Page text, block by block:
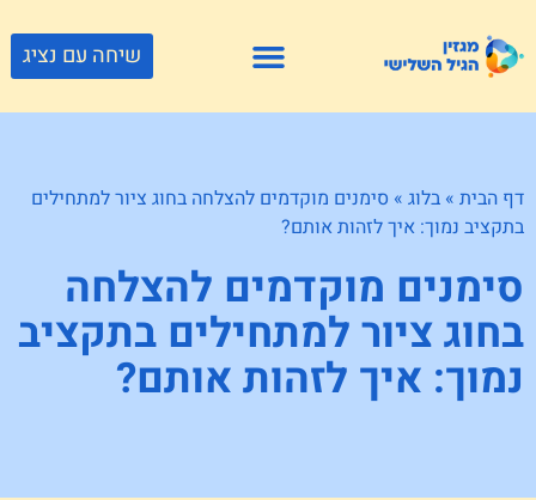
שיחה עם נציג
דף הבית » בלוג » סימנים מוקדמים להצלחה בחוג ציור למתחילים
בתקציב נמוך: איך לזהות אותם?
סימנים מוקדמים להצלחה
בחוג ציור למתחילים בתקציב
נמוך: איך לזהות אותם?